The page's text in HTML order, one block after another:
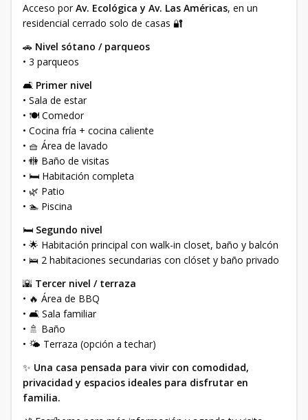
Acceso porAv. Ecológica y Av. Las Américas, en un
residencial cerrado solo de casas 🔐
🚗 Nivel sótano / parqueos
• 3 parqueos
🛋️ Primer nivel
• Sala de estar
• 🍽️ Comedor
• Cocina fría + cocina caliente
• 🧺 Área de lavado
• 🚻 Baño de visitas
• 🛏️ Habitación completa
• 🌿 Patio
• 🏊 Piscina
🛏️ Segundo nivel
• 🌟 Habitación principal con walk-in closet, baño y balcón
• 🛌 2 habitaciones secundarias con clóset y baño privado
🌇 Tercer nivel / terraza
• 🔥 Área de BBQ
• 🛋️ Sala familiar
• 🚿 Baño
• 🌤️ Terraza (opción a techar)
✨ Una casa pensada para vivir con comodidad,
privacidad y espacios ideales para disfrutar en
familia.